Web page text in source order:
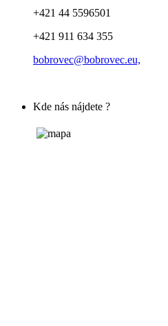
+421 44 5596501
+421 911 634 355
bobrovec@bobrovec.eu,
Kde nás nájdete ?